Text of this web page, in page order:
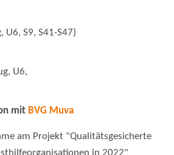
S9, S41-S47)
U6,
mit BVG Muva
am Projekt "Qualitätsgesicherte
in 2022"